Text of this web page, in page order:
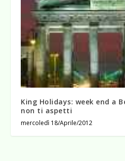
King Holidays: week end a
non ti aspetti
mercoledì 18/Aprile/2012